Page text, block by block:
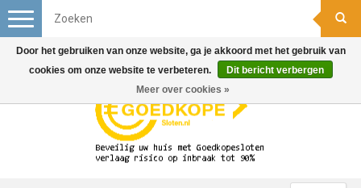
Toggle
navigation
Door het gebruiken van onze website, ga je akkoord met het gebruik van
cookies om onze website te verbeteren.
Dit bericht verbergen
Meer over cookies »